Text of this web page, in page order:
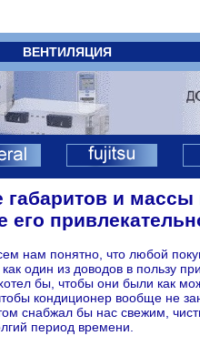
ВЕНТИЛЯЦИЯ
габаритов и
его
нам понятно, что любой
один из доводов в пользу
бы, чтобы они были как
кондиционер вообще не
снабжал бы нас свежим,
период времени.